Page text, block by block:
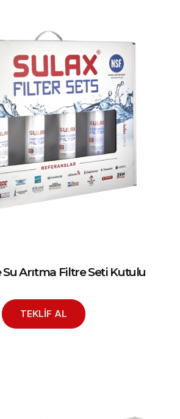
Arıtma Filtre Seti Kutulu
TEKLİF AL